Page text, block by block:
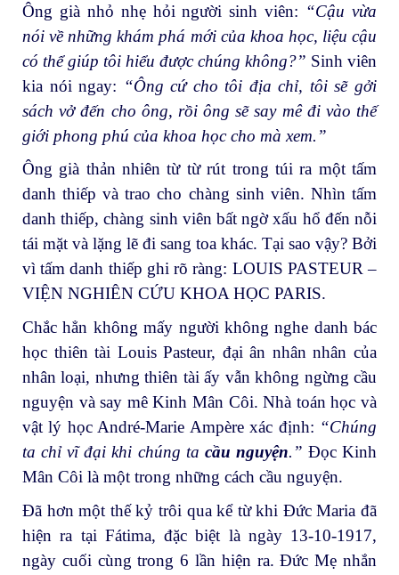
Ông già nhỏ nhẹ hỏi người sinh viên: “Cậu vừa
nói vềnhững khám phá mới của khoa học, liệu cậu
có thểgiúp tôi hiểu được chúng không?” Sinh viên
kia nói ngay: “Ông cứcho tôi địa chỉ, tôi sẽgởi
sách vở đến cho ông, rồiôngsẽsay mê đi vào thế
giới phong phú của khoa học cho mà xem.”
Ông già thản nhiên từ từ rút trong túi ra một tấm
danh thiếp và trao cho chàng sinh viên. Nhìn tấm
danh thiếp, chàng sinh viên bất ngờ xấu hổ đến nỗi
tái mặt và lặng lẽ đi sang toa khác. Tại sao vậy? Bởi
vì tấm danh thiếp ghi rõ ràng: LOUIS PASTEUR –
VIỆN NGHIÊN CỨU KHOA HỌC PARIS.
Chắc hẳn không mấy người không nghe danh bác
học thiên tài Louis Pasteur, đại ân nhân nhân của
nhân loại, nhưng thiên tài ấy vẫn không ngừng cầu
nguyện và say mê Kinh Mân Côi. Nhà toán học và
vật lý học André-Marie Ampère xác định: “Chúng
ta chỉ vĩ đại khi chúng ta cầu nguyện.” Đọc Kinh
Mân Côi là một trong những cách cầu nguyện.
Đã hơn một thế kỷ trôi qua kể từ khi Ðức Maria đã
hiện ra tại Fátima, đặc biệt là ngày 13-10-1917,
ngày cuối cùng trong 6 lần hiện ra. Đức Mẹ nhắn